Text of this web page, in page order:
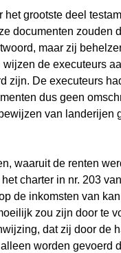
grootste deel
documenten
maar zij
de executeurs
zijn. De executeurs
dus geen
van
waaruit de renten
charter in nr. 203
de inkomsten van
zou zijn door te
dat zij door de
worden gevoerd